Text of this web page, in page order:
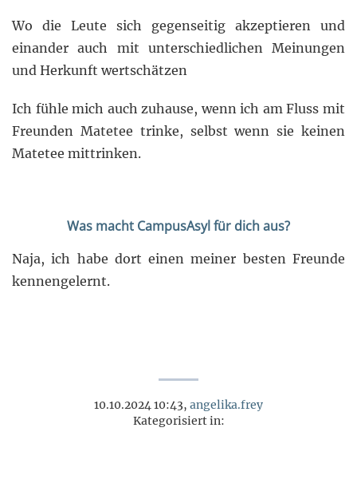
Wo die Leute sich gegenseitig akzeptieren und
einander auch mit unterschiedlichen Meinungen
und Herkunft wertschätzen
Ich fühle mich auch zuhause, wenn ich am Fluss mit
Freunden Matetee trinke, selbst wenn sie keinen
Matetee mittrinken.
Was macht CampusAsyl für dich aus?
Naja, ich habe dort einen meiner besten Freunde
kennengelernt.
10.10.2024 10:43, angelika.frey
Kategorisiert in: